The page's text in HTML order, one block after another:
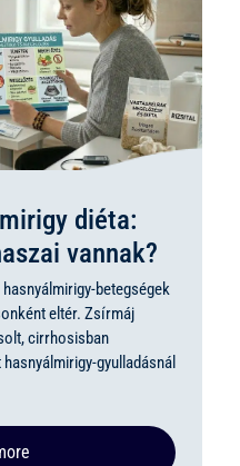
diéta:
vannak?
betegségek
eltér. Zsírmáj
cirrhosisban
gyulladásnál